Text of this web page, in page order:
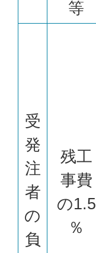
等
受
発
注
者
の
負
残工
事費
の1.5
％